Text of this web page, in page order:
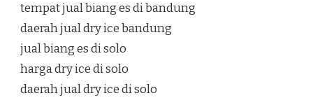
tempat jual biang es di bandung
daerah jual dry ice bandung
jual biang es di solo
harga dry ice di solo
daerah jual dry ice di solo